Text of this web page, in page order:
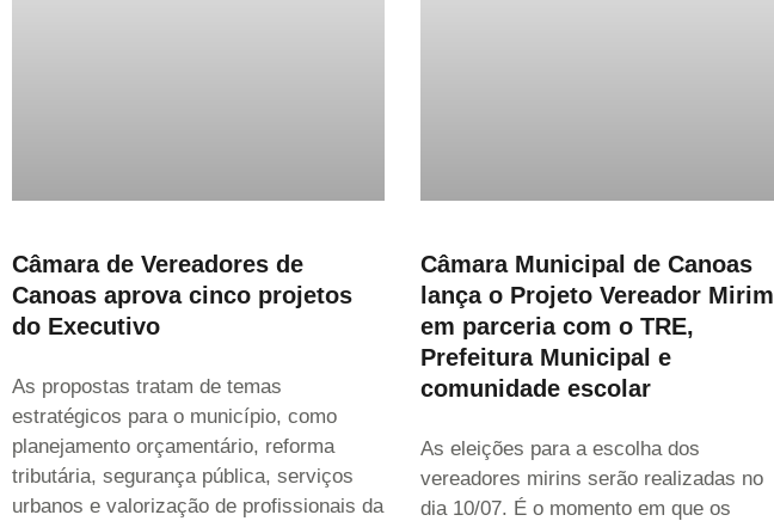
Câmara de Vereadores de
Canoas aprova cinco projetos
do Executivo
As propostas tratam de temas
estratégicos para o município, como
planejamento orçamentário, reforma
tributária, segurança pública, serviços
urbanos e valorização de profissionais da
Câmara Municipal de Canoas
lança o Projeto Vereador Mirim
em parceria com o TRE,
Prefeitura Municipal e
comunidade escolar
As eleições para a escolha dos
vereadores mirins serão realizadas no
dia 10/07. É o momento em que os